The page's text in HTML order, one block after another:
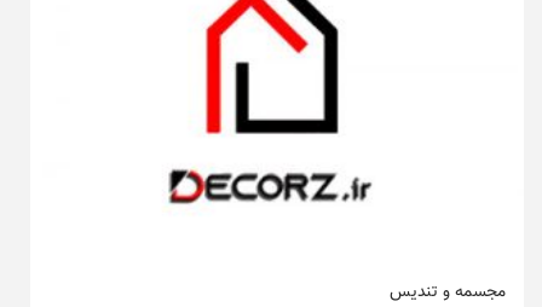
مجسمه و تندیس